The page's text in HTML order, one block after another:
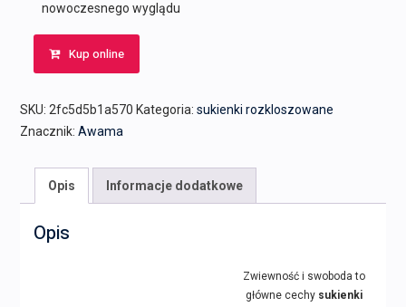
nowoczesnego wyglądu
Kup online
SKU: 2fc5d5b1a570 Kategoria: sukienki rozkloszowane
Znacznik: Awama
Opis Informacje dodatkowe
Opis
Zwiewność i swoboda to
główne cechy sukienki